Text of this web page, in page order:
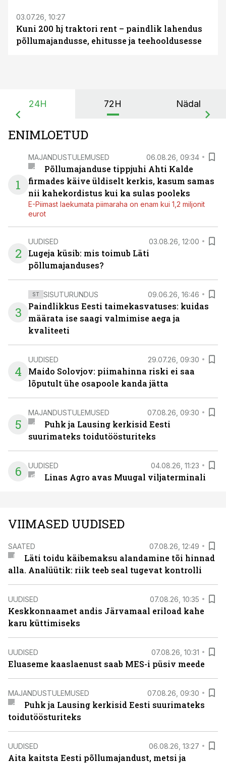
03.07.26, 10:27
Kuni 200 hj traktori rent – paindlik lahendus
põllumajandusse, ehitusse ja teehooldusesse
24H 72H Nädal
ENIMLOETUD
1
MAJANDUSTULEMUSED 06.08.26, 09:34
Põllumajanduse tippjuhi Ahti Kalde
firmades käive üldiselt kerkis, kasum samas
nii kahekordistus kui ka sulas pooleks
E-Piimast laekumata piimaraha on enam kui 1,2 miljonit
eurot
2
UUDISED 03.08.26, 12:00
Lugeja küsib: mis toimub Läti
põllumajanduses?
3
ST SISUTURUNDUS 09.06.26, 16:46
Paindlikkus Eesti taimekasvatuses: kuidas
määrata ise saagi valmimise aega ja
kvaliteeti
4
UUDISED 29.07.26, 09:30
Maido Solovjov: piimahinna riski ei saa
lõputult ühe osapoole kanda jätta
5
MAJANDUSTULEMUSED 07.08.26, 09:30
Puhk ja Lausing kerkisid Eesti
suurimateks toidutöösturiteks
6 UUDISED 04.08.26, 11:23
Linas Agro avas Muugal viljaterminali
VIIMASED UUDISED
SAATED 07.08.26, 12:49
Läti toidu käibemaksu alandamine tõi hinnad
alla. Analüütik: riik teeb seal tugevat kontrolli
UUDISED 07.08.26, 10:35
Keskkonnaamet andis Järvamaal eriload kahe
karu küttimiseks
UUDISED 07.08.26, 10:31
Eluaseme kaaslaenust saab MES-i püsiv meede
MAJANDUSTULEMUSED 07.08.26, 09:30
Puhk ja Lausing kerkisid Eesti suurimateks
toidutöösturiteks
UUDISED 06.08.26, 13:27
Aita kaitsta Eesti põllumajandust, metsi ja